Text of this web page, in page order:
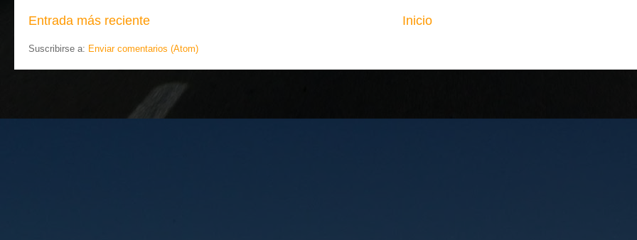
Entrada más reciente Inicio
Suscribirse a: Enviar comentarios (Atom)